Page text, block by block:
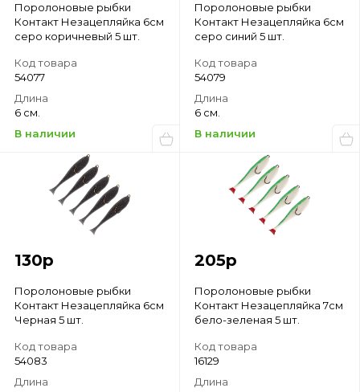
Поролоновые рыбки
Контакт Незацепляйка 6см
серо коричневый 5 шт.
Код товара
54077
Длина
6 см.
В наличии
Поролоновые рыбки
Контакт Незацепляйка 6см
серо синий 5 шт.
Код товара
54079
Длина
6 см.
В наличии
130р
Поролоновые рыбки
Контакт Незацепляйка 6см
Черная 5 шт.
Код товара
54083
Длина
205р
Поролоновые рыбки
Контакт Незацепляйка 7см
бело-зеленая 5 шт.
Код товара
16129
Длина